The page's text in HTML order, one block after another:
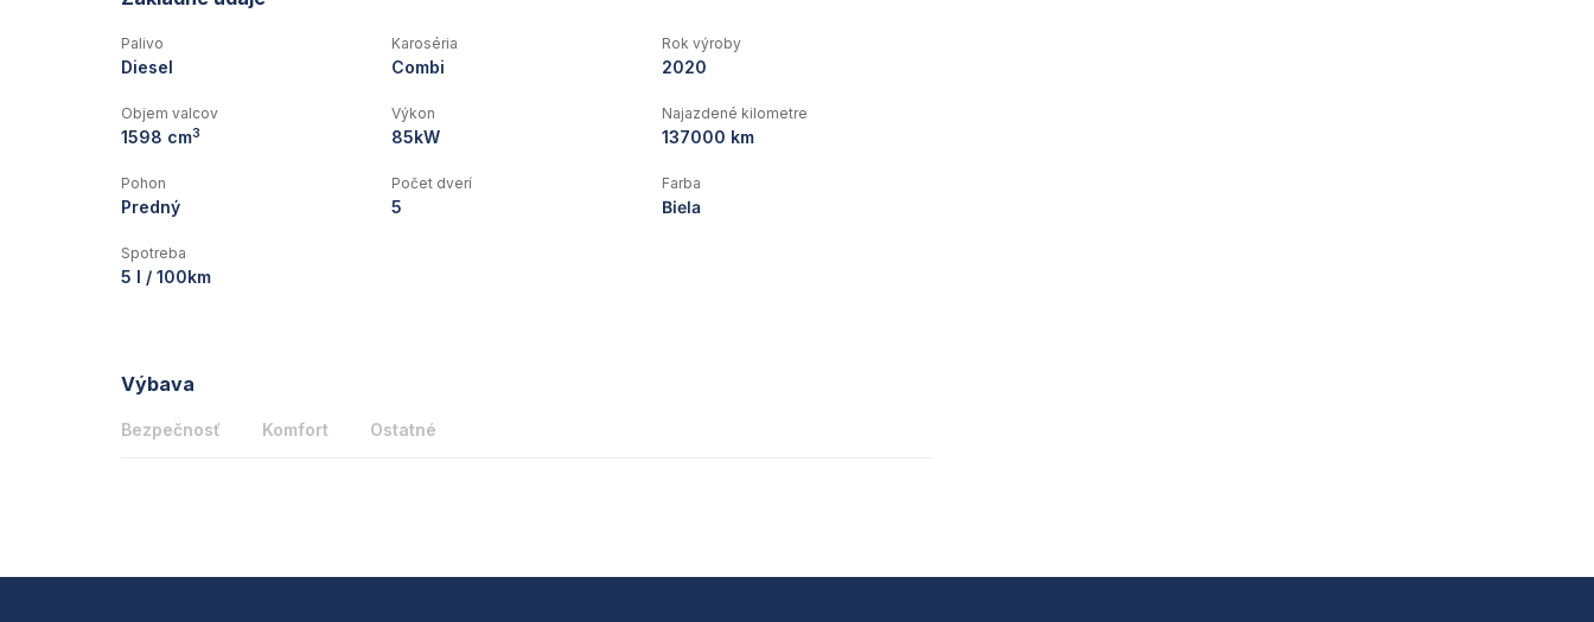
Palivo
Diesel
Karoséria
Combi
Rok výroby
2020
Objem valcov
1598 cm3
Výkon
85kW
Najazdené kilometre
137000 km
Pohon
Predný
Počet dverí
5
Farba
Biela
Spotreba
5 l / 100km
Výbava
Bezpečnosť Komfort Ostatné